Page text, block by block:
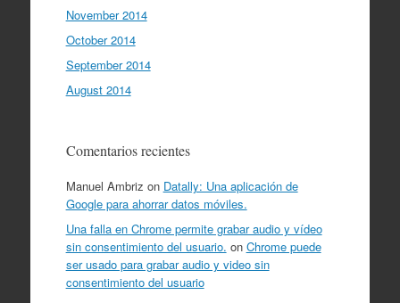
November 2014
October 2014
September 2014
August 2014
Comentarios recientes
Manuel Ambriz on Datally: Una aplicación de
Google para ahorrar datos móviles.
Una falla en Chrome permite grabar audio y vídeo
sin consentimiento del usuario. on Chrome puede
ser usado para grabar audio y video sin
consentimiento del usuario